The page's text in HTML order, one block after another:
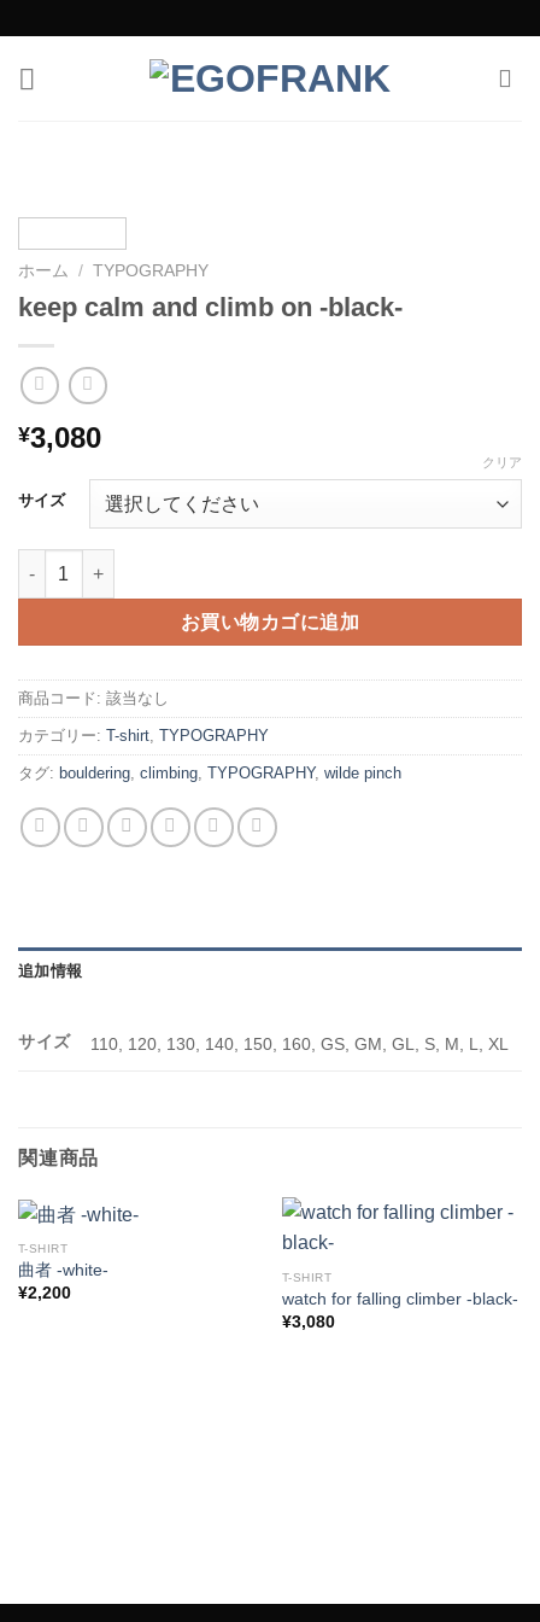
content
ホーム / TYPOGRAPHY
keep calm and climb on -black-
¥3,080
サイズ
クリア
keep calm and climb on -black-個
お買い物カゴに追加
商品コード: 該当なし
カテゴリー: T-shirt, TYPOGRAPHY
タグ: bouldering, climbing, TYPOGRAPHY, wilde pinch
追加情報
サイズ 110, 120, 130, 140, 150, 160, GS, GM, GL, S, M, L, XL
関連商品
T-SHIRT
曲者 -white-
¥2,200
T-SHIRT
watch for falling climber -black-
¥3,080